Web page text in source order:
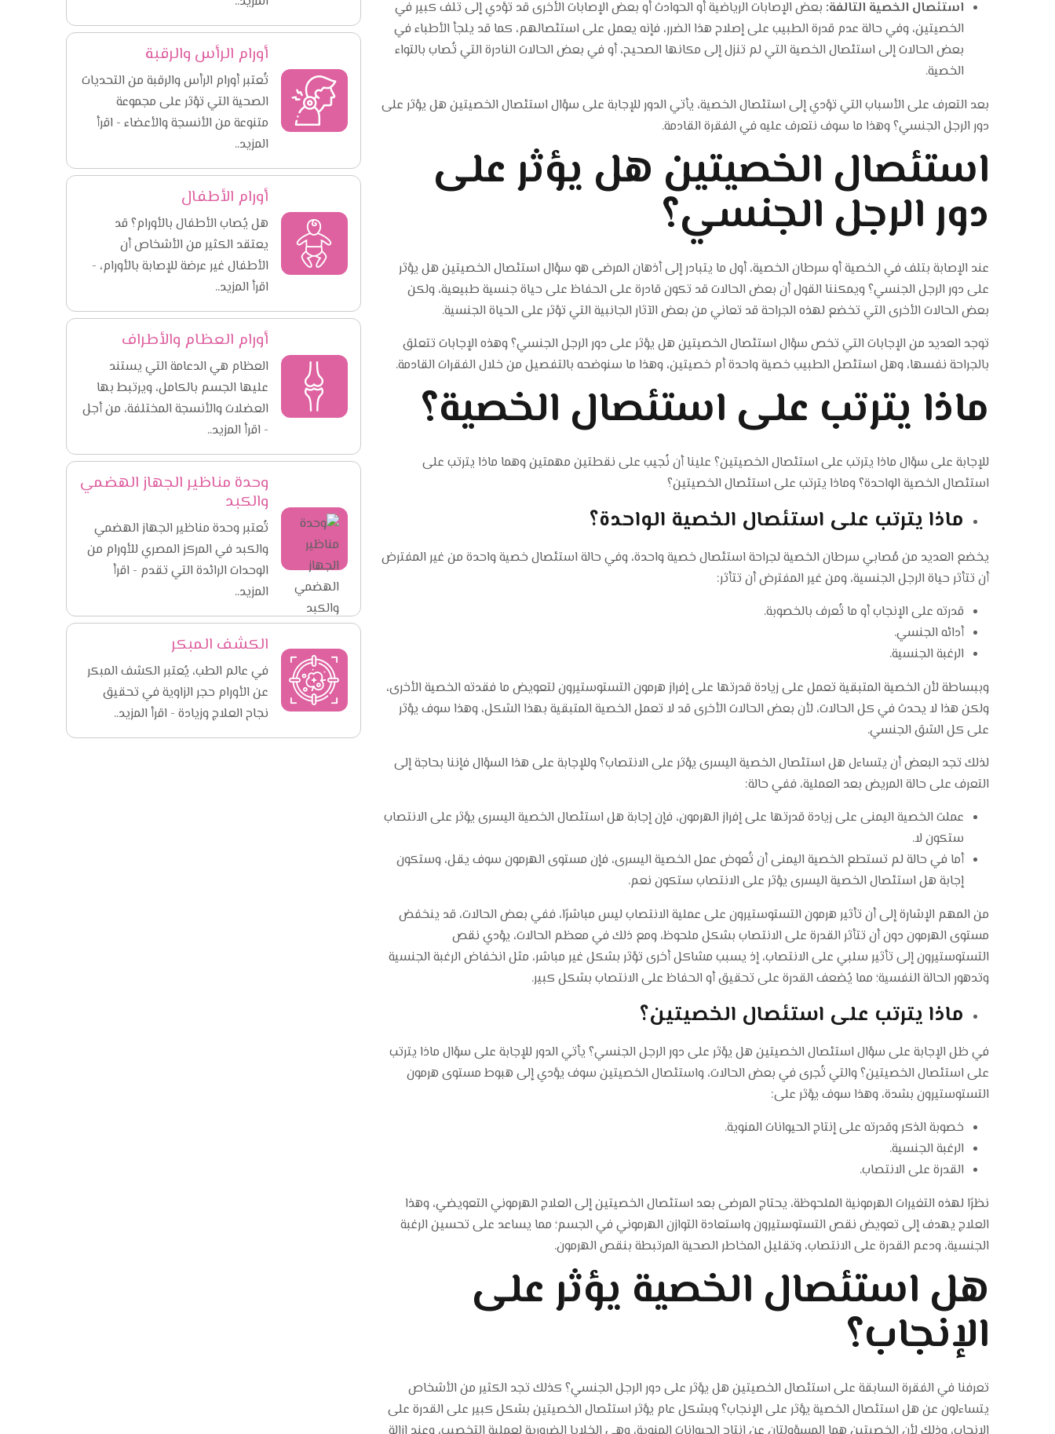
استئصال الخصية التالفة: بعض الإصابات الرياضية أو الحوادث أو بعض الإصابات الأخرى قد تؤدي إلى تلف كبير في
الخصيتين، وفي حالة عدم قدرة الطبيب على إصلاح هذا الضرر، فإنه يعمل على استئصالهم، كما قد يلجأ الأطباء في
بعض الحالات إلى استئصال الخصية التي لم تنزل إلى مكانها الصحيح، أو في بعض الحالات النادرة التي تُصاب بالتواء
الخصية.
بعد التعرف على الأسباب التي تؤدي إلى استئصال الخصية، يأتي الدور للإجابة على سؤال استئصال الخصيتين هل يؤثر على
دور الرجل الجنسي؟ وهذا ما سوف نتعرف عليه في الفقرة القادمة.
استئصال الخصيتين هل يؤثر على
دور الرجل الجنسي؟
عند الإصابة بتلف في الخصية أو سرطان الخصية، أول ما يتبادر إلى أذهان المرضى هو سؤال استئصال الخصيتين هل يؤثر
على دور الرجل الجنسي؟ ويمكننا القول أن بعض الحالات قد تكون قادرة على الحفاظ على حياة جنسية طبيعية، ولكن
بعض الحالات الأخرى التي تخضع لهذه الجراحة قد تعاني من بعض الآثار الجانبية التي تؤثر على الحياة الجنسية.
توجد العديد من الإجابات التي تخص سؤال استئصال الخصيتين هل يؤثر على دور الرجل الجنسي؟ وهذه الإجابات تتعلق
بالجراحة نفسها، وهل استئصل الطبيب خصية واحدة أم خصيتين، وهذا ما سنوضحه بالتفصيل من خلال الفقرات القادمة.
ماذا يترتب على استئصال الخصية؟
للإجابة على سؤال ماذا يترتب على استئصال الخصيتين؟ علينا أن نُجيب على نقطتين مهمتين وهما ماذا يترتب على
استئصال الخصية الواحدة؟ وماذا يترتب على استئصال الخصيتين؟
ماذا يترتب على استئصال الخصية الواحدة؟
يخضع العديد من مُصابي سرطان الخصية لجراحة استئصال خصية واحدة، وفي حالة استئصال خصية واحدة من غير المفترض
أن تتأثر حياة الرجل الجنسية، ومن غير المفترض أن تتأثر:
قدرته على الإنجاب أو ما تُعرف بالخصوبة.
أدائه الجنسي.
الرغبة الجنسية.
وببساطة لأن الخصية المتبقية تعمل على زيادة قدرتها على إفراز هرمون التستوستيرون لتعويض ما فقدته الخصية الأخرى،
ولكن هذا لا يحدث في كل الحالات، لأن بعض الحالات الأخرى قد لا تعمل الخصية المتبقية بهذا الشكل، وهذا سوف يؤثر
على كل الشق الجنسي.
لذلك تجد البعض أن يتساءل هل استئصال الخصية اليسرى يؤثر على الانتصاب؟ وللإجابة على هذا السؤال فإننا بحاجة إلى
التعرف على حالة المريض بعد العملية، ففي حالة:
عملت الخصية اليمنى على زيادة قدرتها على إفراز الهرمون، فإن إجابة هل استئصال الخصية اليسرى يؤثر على الانتصاب
ستكون لا.
أما في حالة لم تستطع الخصية اليمنى أن تُعوض عمل الخصية اليسرى، فإن مستوى الهرمون سوف يقل، وستكون
إجابة هل استئصال الخصية اليسرى يؤثر على الانتصاب ستكون نعم.
من المهم الإشارة إلى أن تأثير هرمون التستوستيرون على عملية الانتصاب ليس مباشرًا، ففي بعض الحالات، قد ينخفض
مستوى الهرمون دون أن تتأثر القدرة على الانتصاب بشكل ملحوظ، ومع ذلك في معظم الحالات، يؤدي نقص
التستوستيرون إلى تأثير سلبي على الانتصاب، إذ يسبب مشاكل أخرى تؤثر بشكل غير مباشر، مثل انخفاض الرغبة الجنسية
وتدهور الحالة النفسية؛ مما يُضعف القدرة على تحقيق أو الحفاظ على الانتصاب بشكل كبير.
ماذا يترتب على استئصال الخصيتين؟
في ظل الإجابة على سؤال استئصال الخصيتين هل يؤثر على دور الرجل الجنسي؟ يأتي الدور للإجابة على سؤال ماذا يترتب
على استئصال الخصيتين؟ والتي تُجرى في بعض الحالات، واستئصال الخصيتين سوف يؤدي إلى هبوط مستوى هرمون
التستوستيرون بشدة، وهذا سوف يؤثر على:
خصوبة الذكر وقدرته على إنتاج الحيوانات المنوية.
الرغبة الجنسية.
القدرة على الانتصاب.
نظرًا لهذه التغيرات الهرمونية الملحوظة، يحتاج المرضى بعد استئصال الخصيتين إلى العلاج الهرموني التعويضي، وهذا
العلاج يهدف إلى تعويض نقص التستوستيرون واستعادة التوازن الهرموني في الجسم؛ مما يساعد على تحسين الرغبة
الجنسية، ودعم القدرة على الانتصاب، وتقليل المخاطر الصحية المرتبطة بنقص الهرمون.
هل استئصال الخصية يؤثر على
الإنجاب؟
تعرفنا في الفقرة السابقة على استئصال الخصيتين هل يؤثر على دور الرجل الجنسي؟ كذلك تجد الكثير من الأشخاص
يتساءلون عن هل استئصال الخصية يؤثر على الإنجاب؟ وبشكل عام يؤثر استئصال الخصيتين بشكل كبير على القدرة على
أورام الرأس والرقبة
تُعتبر أورام الرأس والرقبة من التحديات
الصحية التي تؤثر على مجموعة
متنوعة من الأنسجة والأعضاء - اقرأ
المزيد..
أورام الأطفال
هل يُصاب الأطفال بالأورام؟ قد
يعتقد الكثير من الأشخاص أن
الأطفال غير عرضة للإصابة بالأورام، -
اقرأ المزيد..
أورام العظام والأطراف
العظام هي الدعامة التي يستند
عليها الجسم بالكامل، ويرتبط بها
العضلات والأنسجة المختلفة، من أجل
- اقرأ المزيد..
وحدة مناظير الجهاز الهضمي
والكبد
تُعتبر وحدة مناظير الجهاز الهضمي
والكبد في المركز المصري للأورام من
الوحدات الرائدة التي تقدم - اقرأ
المزيد..
الكشف المبكر
في عالم الطب، يُعتبر الكشف المبكر
عن الأورام حجر الزاوية في تحقيق
نجاح العلاج وزيادة - اقرأ المزيد..